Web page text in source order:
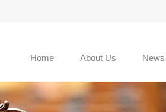
Home About Us News